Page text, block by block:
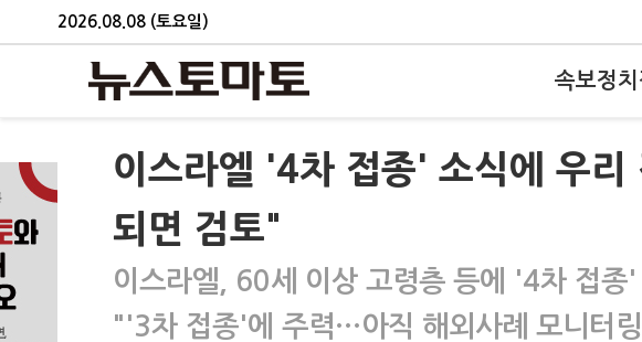
2026.08.08 (토요일)
속보정치
이스라엘 '4차 접종' 소식에 우리
되면 검토"
이스라엘, 60세 이상 고령층 등에 '4차 접종'
"'3차 접종'에 주력…아직 해외사례 모니터